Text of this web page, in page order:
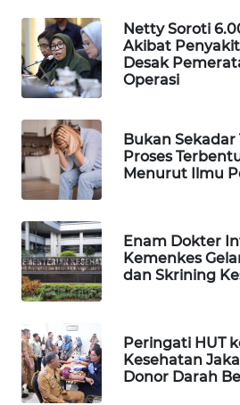
Netty Soroti
Akibat
Desak
Operasi
Bukan
Proses
Menurut Ilmu
Enam Dokter
Kemenkes
dan Skrining
Peringati HUT
Kesehatan
Donor Darah
WAHANA
INFRASTRUKTUR
WAHANA
WAHANA
LISTRIK
WAHANA
TRAVEL
WAHANA
WAHANANEWS
ID